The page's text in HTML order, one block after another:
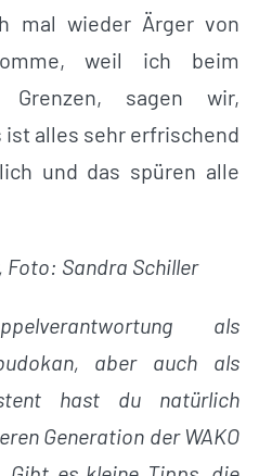
mal wieder Ärger von
weil ich beim
Grenzen, sagen wir,
ist alles sehr erfrischend
und das spüren alle
Foto: Sandra Schiller
als
aber auch als
hast du natürlich
Generation der WAKO